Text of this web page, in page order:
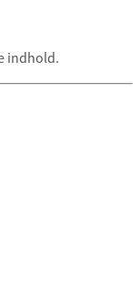
indhold.